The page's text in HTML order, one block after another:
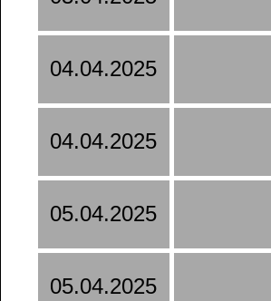
04.04.2025
04.04.2025
05.04.2025
05.04.2025